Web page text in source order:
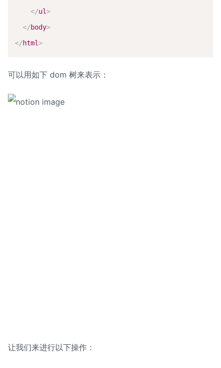
</ul>
</body>
</html>
可以用如下 dom 树来表示：
让我们来进行以下操作：